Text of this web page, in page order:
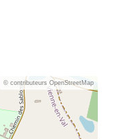
© contributeurs OpenStreetMap